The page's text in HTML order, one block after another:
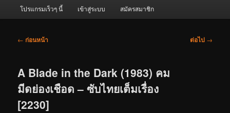
โปรแกรมเร็วๆ นี้ เข้าสู่ระบบ สมัครสมาชิก
เมนู
← ก่อนหน้า ต่อไป →
A Blade in the Dark (1983) คม
มีดย่องเชือด – ซับไทยเต็มเรื่อง
[2230]